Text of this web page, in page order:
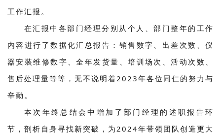
工作汇报。
在汇报中各部门经理分别从个人、部门整年的工作
内容进行了数据化汇总报告：销售数字、出差次数、仪
器安装维修数字、全年发货量、培训场次、活动次数、
售后处理量等等，无不说明着2023年各位同仁的努力与
辛勤。
本次年终总结会中增加了部门经理的述职报告环
节，剖析自身寻找新突破，为2024年带领团队创造更大